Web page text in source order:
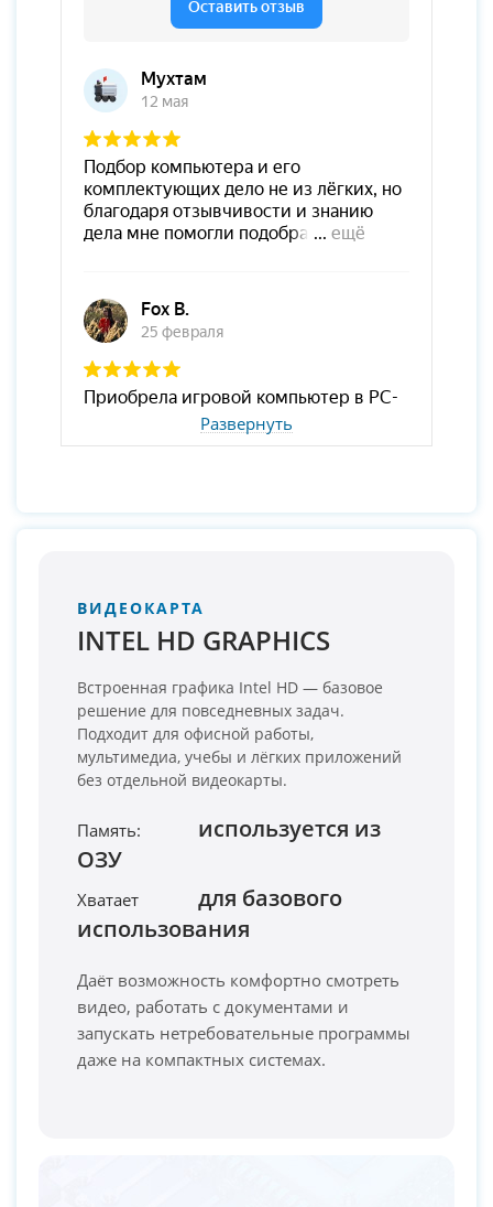
Развернуть
ВИДЕОКАРТА
INTEL HD GRAPHICS
Встроенная графика Intel HD — базовое
решение для повседневных задач.
Подходит для офисной работы,
мультимедиа, учебы и лёгких приложений
без отдельной видеокарты.
Память:
используется из
ОЗУ
Хватает
для базового
использования
Даёт возможность комфортно смотреть
видео, работать с документами и
запускать нетребовательные программы
даже на компактных системах.